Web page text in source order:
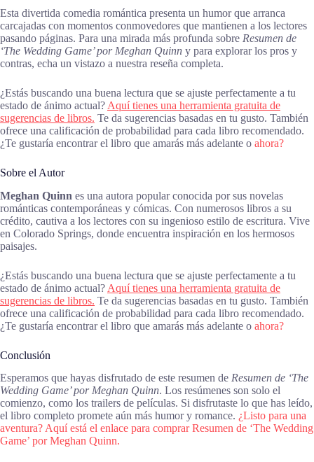
Esta divertida comedia romántica presenta un humor que arranca
carcajadas con momentos conmovedores que mantienen a los lectores
pasando páginas. Para una mirada más profunda sobre Resumen de
‘The Wedding Game’ por Meghan Quinn y para explorar los pros y
contras, echa un vistazo a nuestra reseña completa.
¿Estás buscando una buena lectura que se ajuste perfectamente a tu
estado de ánimo actual? Aquí tienes una herramienta gratuita de
sugerencias de libros. Te da sugerencias basadas en tu gusto. También
ofrece una calificación de probabilidad para cada libro recomendado.
¿Te gustaría encontrar el libro que amarás más adelante o ahora?
Sobre el Autor
Meghan Quinn es una autora popular conocida por sus novelas
románticas contemporáneas y cómicas. Con numerosos libros a su
crédito, cautiva a los lectores con su ingenioso estilo de escritura. Vive
en Colorado Springs, donde encuentra inspiración en los hermosos
paisajes.
¿Estás buscando una buena lectura que se ajuste perfectamente a tu
estado de ánimo actual? Aquí tienes una herramienta gratuita de
sugerencias de libros. Te da sugerencias basadas en tu gusto. También
ofrece una calificación de probabilidad para cada libro recomendado.
¿Te gustaría encontrar el libro que amarás más adelante o ahora?
Conclusión
Esperamos que hayas disfrutado de este resumen de Resumen de ‘The
Wedding Game’ por Meghan Quinn. Los resúmenes son solo el
comienzo, como los trailers de películas. Si disfrutaste lo que has leído,
el libro completo promete aún más humor y romance. ¿Listo para una
aventura? Aquí está el enlace para comprar Resumen de ‘The Wedding
Game’ por Meghan Quinn.